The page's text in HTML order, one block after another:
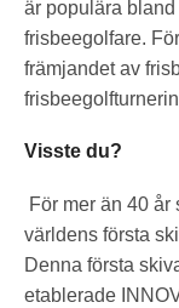
är populära
frisbeegolfare.
främjandet av
Visste du?
För mer än 40
världens första
Denna första
etablerade